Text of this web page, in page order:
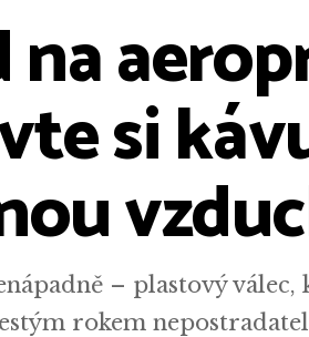
si
– plastový
rokem